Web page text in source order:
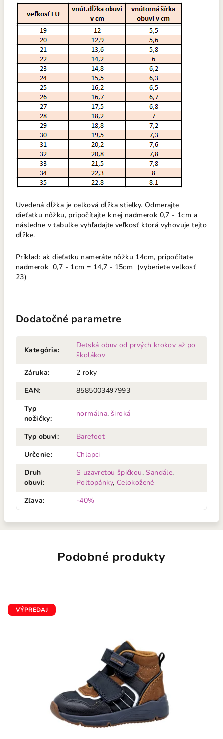
Uvedená dĺžka je celková dĺžka stielky. Odmerajte
dieťatku nôžku, pripočítajte k nej nadmerok 0,7 - 1cm a
následne v tabuľke vyhľadajte veľkosť ktorá vyhovuje tejto
dĺžke.
Príklad: ak dieťatku nameráte nôžku 14cm, pripočítate
nadmerok 0,7 - 1cm = 14,7 - 15cm (vyberiete veľkosť
23)
Dodatočné parametre
Kategória:
Detská obuv od prvých krokov až po
školákov
Záruka:
2 roky
EAN:
8585003497993
Typ
nožičky:
normálna, široká
Typ obuvi:
Barefoot
Určenie:
Chlapci
Druh
obuvi:
S uzavretou špičkou,Sandále,
Poltopánky, Celokožené
Zľava: -40%
Podobné produkty
VÝPREDAJ